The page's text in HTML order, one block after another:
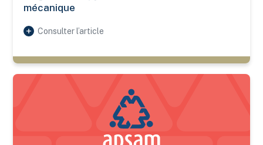
mécanique
Consulter l’article
Système de récupération de monoxyde de carbone (CO)